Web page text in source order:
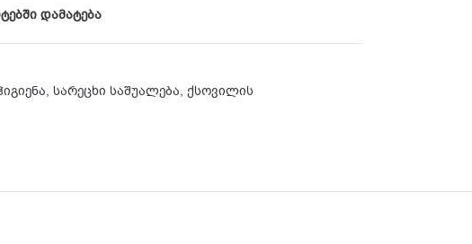
დამატება
, სარეცხი საშუალება, ქსოვილის